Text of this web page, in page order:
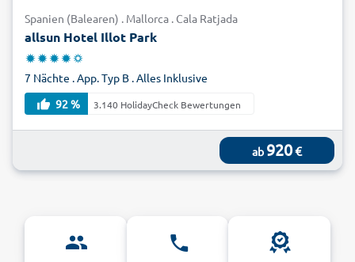
Spanien (Balearen) . Mallorca . Cala Ratjada
allsun Hotel Illot Park
7 Nächte . App. Typ B . Alles Inklusive
92 %
3.140 HolidayCheck Bewertungen
ab 920€